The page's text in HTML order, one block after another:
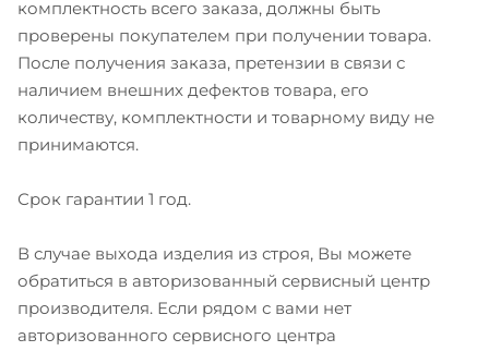
комплектность всего заказа, должны быть
проверены покупателем при получении товара.
После получения заказа, претензии в связи с
наличием внешних дефектов товара, его
количеству, комплектности и товарному виду не
принимаются.
Срок гарантии 1 год.
В случае выхода изделия из строя, Вы можете
обратиться в авторизованный сервисный центр
производителя. Если рядом с вами нет
авторизованного сервисного центра